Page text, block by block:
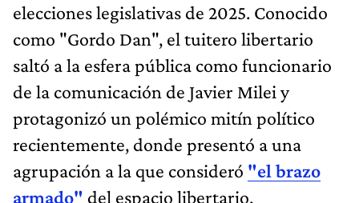
elecciones legislativas de 2025. Conocido
como "Gordo Dan", el tuitero libertario
saltó a la esfera pública como funcionario
de la comunicación de Javier Milei y
protagonizó un polémico mitín político
recientemente, donde presentó a una
agrupación a la que consideró "el brazo
armado" del espacio libertario.